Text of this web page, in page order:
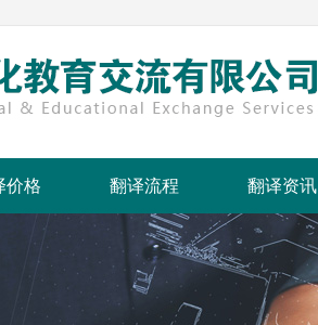
价格 翻译流程 翻译资讯